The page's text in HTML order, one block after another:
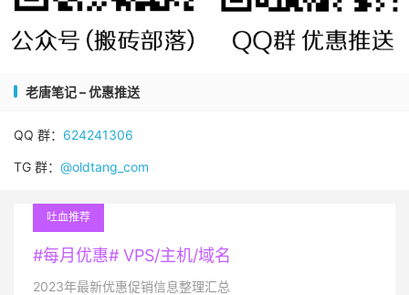
老唐笔记 – 优惠推送
QQ 群： 624241306
TG 群： @oldtang_com
吐血推荐
#每月优惠# VPS/主机/域名
2023年最新优惠促销信息整理汇总